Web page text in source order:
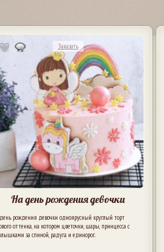
Заказать
На день рождения девочки
рождения девочки одноярусный круглый торт
оттенка, на котором цветочки, шары, принцесса с
за спиной, радуга и единорог.